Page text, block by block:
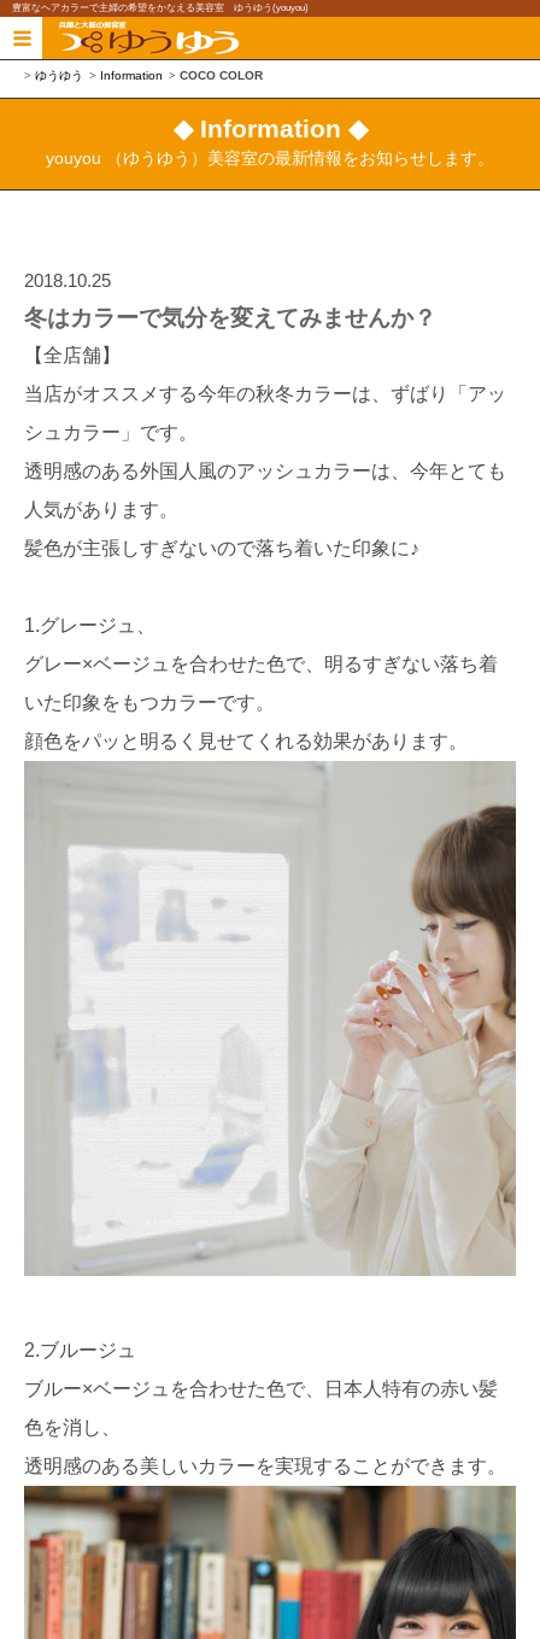
豊富なヘアカラーで主婦の希望をかなえる美容室 ゆうゆう(youyou)
ゆうゆう Information COCO COLOR
◆ Information ◆
youyou （ゆうゆう）美容室の最新情報をお知らせします。
2018.10.25
冬はカラーで気分を変えてみませんか？
【全店舗】
当店がオススメする今年の秋冬カラーは、ずばり「アッ
シュカラー」です。
透明感のある外国人風のアッシュカラーは、今年とても
人気があります。
髪色が主張しすぎないので落ち着いた印象に♪
1.グレージュ、
グレー×ベージュを合わせた色で、明るすぎない落ち着
いた印象をもつカラーです。
顔色をパッと明るく見せてくれる効果があります。
2.ブルージュ
ブルー×ベージュを合わせた色で、日本人特有の赤い髪
色を消し、
透明感のある美しいカラーを実現することができます。